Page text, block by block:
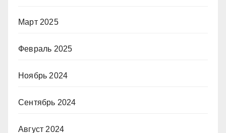
Март 2025
Февраль 2025
Ноябрь 2024
Сентябрь 2024
Август 2024